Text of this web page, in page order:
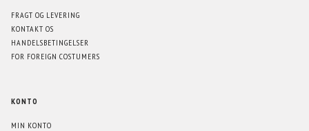
FRAGT OG LEVERING
KONTAKT OS
HANDELSBETINGELSER
FOR FOREIGN COSTUMERS
KONTO
MIN KONTO